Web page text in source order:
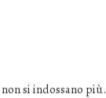
si indossano più.